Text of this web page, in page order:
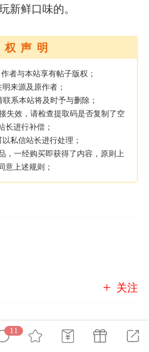
排行榜
具
作弊模组，
务器外挂！
,为了维护游
11
新鲜口味的。
声明
者与本站享有帖子版权；
来源及原作者；
系本站将及时予与删除；
失效，请检查提取码是否复制了空
长进行补偿；
私信站长进行处理；
，一经购买即获得了内容，原则上
意上述规则；
关注
进入论坛